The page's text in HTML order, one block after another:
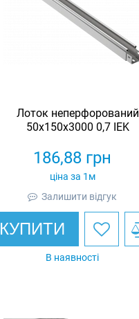
Лоток неперфорований
50х150х3000 0,7 IEK
186,88 грн
ціна за 1м
Залишити відгук
КУПИТИ
В наявності